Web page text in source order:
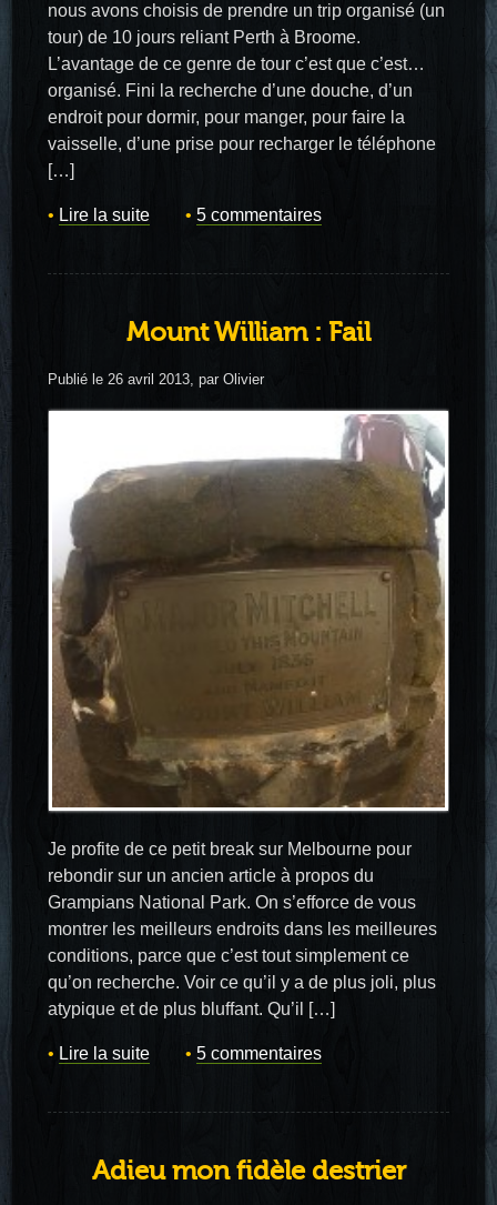
nous avons choisis de prendre un trip organisé (un
tour) de 10 jours reliant Perth à Broome.
L’avantage de ce genre de tour c’est que c’est…
organisé. Fini la recherche d’une douche, d’un
endroit pour dormir, pour manger, pour faire la
vaisselle, d’une prise pour recharger le téléphone
[…]
Lire la suite 5 commentaires
Mount William : Fail
Publié le 26 avril 2013, par Olivier
Je profite de ce petit break sur Melbourne pour
rebondir sur un ancien article à propos du
Grampians National Park. On s’efforce de vous
montrer les meilleurs endroits dans les meilleures
conditions, parce que c’est tout simplement ce
qu’on recherche. Voir ce qu’il y a de plus joli, plus
atypique et de plus bluffant. Qu’il […]
Lire la suite 5 commentaires
Adieu mon fidèle destrier